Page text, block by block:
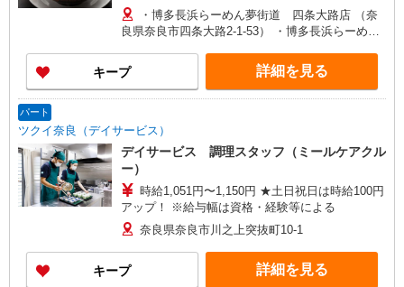
1,250円 （研修期間約1ヵ月 時給1,150円）
・博多長浜らーめん夢街道 四条大路店 （奈
良県奈良市四条大路2-1-53） ・博多長浜らーめん
1187-2 西名阪郡山インターすぐ）
キープ 詳細を見る
パート
ツクイ奈良（デイサービス）
デイサービス 調理スタッフ（ミールケアクル
ー）
時給1,051円〜1,150円 ★土日祝日は時給100円
アップ！ ※給与幅は資格・経験等による
奈良県奈良市川之上突抜町10-1
キープ 詳細を見る